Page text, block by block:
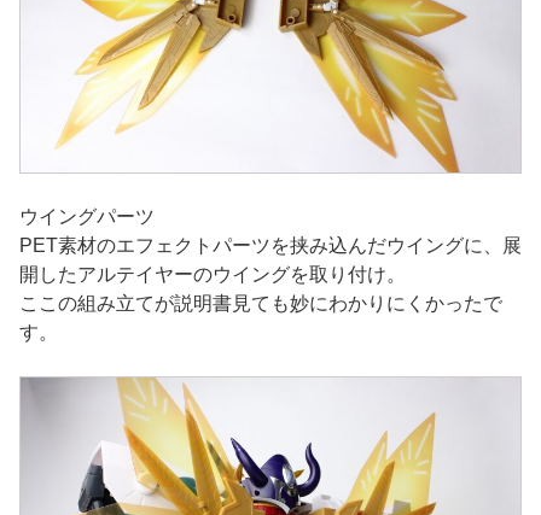
ウイングパーツ
PET素材のエフェクトパーツを挟み込んだウイングに、展
開したアルテイヤーのウイングを取り付け。
ここの組み立てが説明書見ても妙にわかりにくかったで
す。